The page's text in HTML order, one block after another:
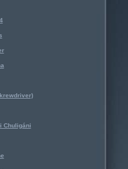
Chuligáni